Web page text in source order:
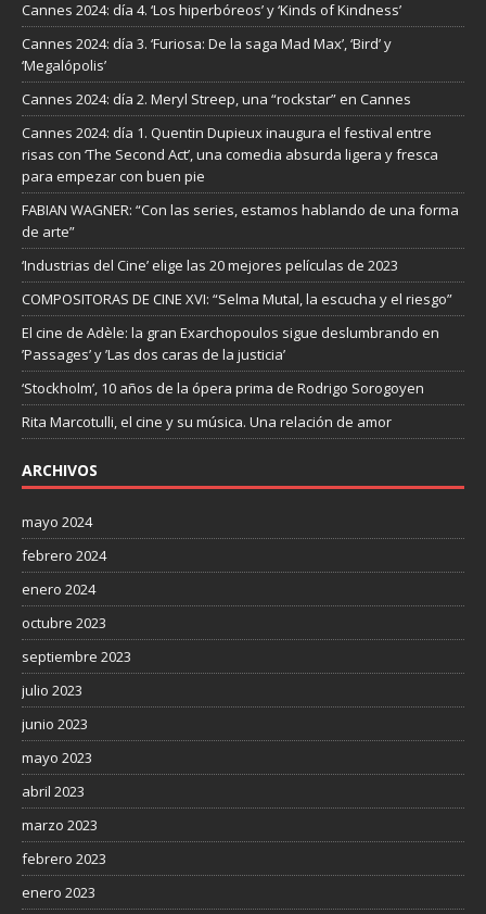
Cannes 2024: día 4. ‘Los hiperbóreos’ y ‘Kinds of Kindness’
Cannes 2024: día 3. ‘Furiosa: De la saga Mad Max’, ‘Bird’ y
‘Megalópolis’
Cannes 2024: día 2. Meryl Streep, una “rockstar” en Cannes
Cannes 2024: día 1. Quentin Dupieux inaugura el festival entre
risas con ‘The Second Act’, una comedia absurda ligera y fresca
para empezar con buen pie
FABIAN WAGNER: “Con las series, estamos hablando de una forma
de arte”
‘Industrias del Cine’ elige las 20 mejores películas de 2023
COMPOSITORAS DE CINE XVI: “Selma Mutal, la escucha y el riesgo”
El cine de Adèle: la gran Exarchopoulos sigue deslumbrando en
’Passages’ y ’Las dos caras de la justicia’
‘Stockholm’, 10 años de la ópera prima de Rodrigo Sorogoyen
Rita Marcotulli, el cine y su música. Una relación de amor
ARCHIVOS
mayo 2024
febrero 2024
enero 2024
octubre 2023
septiembre 2023
julio 2023
junio 2023
mayo 2023
abril 2023
marzo 2023
febrero 2023
enero 2023